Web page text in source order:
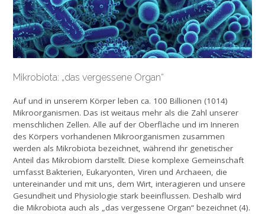
Mikrobiota: „das vergessene Organ“
Auf und in unserem Körper leben ca. 100 Billionen (1014)
Mikroorganismen. Das ist weitaus mehr als die Zahl unserer
menschlichen Zellen. Alle auf der Oberfläche und im Inneren
des Körpers vorhandenen Mikroorganismen zusammen
werden als Mikrobiota bezeichnet, während ihr genetischer
Anteil das Mikrobiom darstellt. Diese komplexe Gemeinschaft
umfasst Bakterien, Eukaryonten, Viren und Archaeen, die
untereinander und mit uns, dem Wirt, interagieren und unsere
Gesundheit und Physiologie stark beeinflussen. Deshalb wird
die Mikrobiota auch als „das vergessene Organ“ bezeichnet (4).